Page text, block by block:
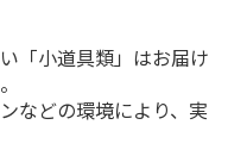
「小道具類」はお届け
などの環境により、実